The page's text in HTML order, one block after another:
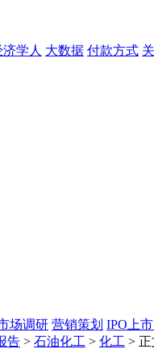
济学人 大数据 付款方式
场调研 营销策划 IPO上
告 > 石油化工 > 化工 > 正